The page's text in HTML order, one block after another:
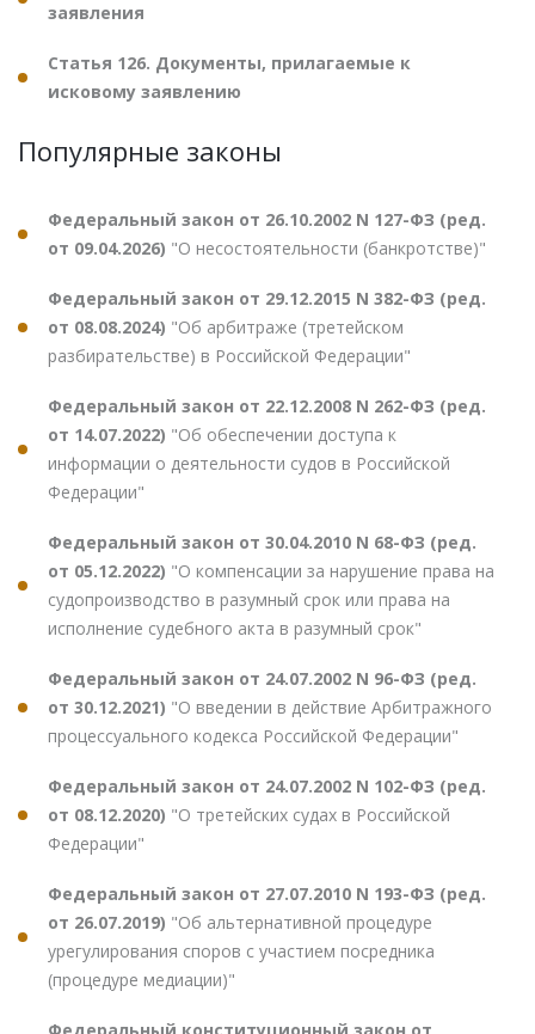
заявления
Статья 126. Документы, прилагаемые к
исковому заявлению
Популярные законы
Федеральный закон от 26.10.2002 N 127-ФЗ (ред.
от 09.04.2026) "О несостоятельности (банкротстве)"
Федеральный закон от 29.12.2015 N 382-ФЗ (ред.
от 08.08.2024) "Об арбитраже (третейском
разбирательстве) в Российской Федерации"
Федеральный закон от 22.12.2008 N 262-ФЗ (ред.
от 14.07.2022) "Об обеспечении доступа к
информации о деятельности судов в Российской
Федерации"
Федеральный закон от 30.04.2010 N 68-ФЗ (ред.
от 05.12.2022) "О компенсации за нарушение права на
судопроизводство в разумный срок или права на
исполнение судебного акта в разумный срок"
Федеральный закон от 24.07.2002 N 96-ФЗ (ред.
от 30.12.2021) "О введении в действие Арбитражного
процессуального кодекса Российской Федерации"
Федеральный закон от 24.07.2002 N 102-ФЗ (ред.
от 08.12.2020) "О третейских судах в Российской
Федерации"
Федеральный закон от 27.07.2010 N 193-ФЗ (ред.
от 26.07.2019) "Об альтернативной процедуре
урегулирования споров с участием посредника
(процедуре медиации)"